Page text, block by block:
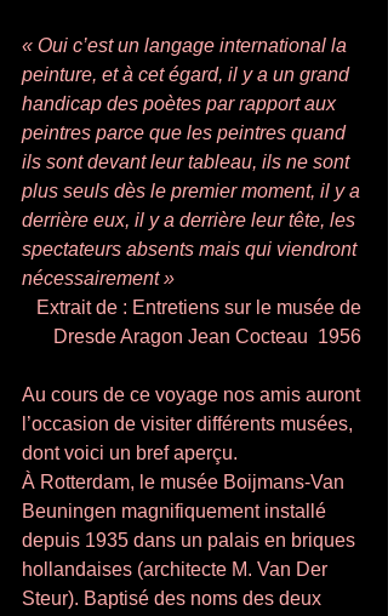
« Oui c’est un langage international la
peinture, et à cet égard, il y a un grand
handicap des poètes par rapport aux
peintres parce que les peintres quand
ils sont devant leur tableau, ils ne sont
plus seuls dès le premier moment, il y a
derrière eux, il y a derrière leur tête, les
spectateurs absents mais qui viendront
nécessairement »
Extrait de : Entretiens sur le musée de
Dresde Aragon Jean Cocteau  1956
Au cours de ce voyage nos amis auront
l’occasion de visiter différents musées,
dont voici un bref aperçu.
À Rotterdam, le musée Boijmans-Van
Beuningen magnifiquement installé
depuis 1935 dans un palais en briques
hollandaises (architecte M. Van Der
Steur). Baptisé des noms des deux